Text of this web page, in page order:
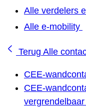
Alle verdelers
Alle e-mobility
Terug Alle
CEE-
CEE-